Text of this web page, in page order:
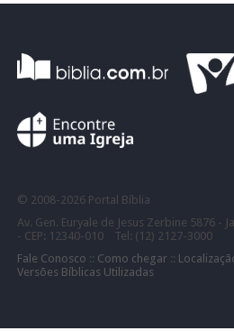
© 2008- 2026 Portal Bíblia
Av. Gen. Euryale de Jesus Zerbine 5876 -
- CEP: 12340-010 Tel: (12) 2127-3000
Fale Conosco :: Como chegar::
Versões Bíblicas Utilizadas